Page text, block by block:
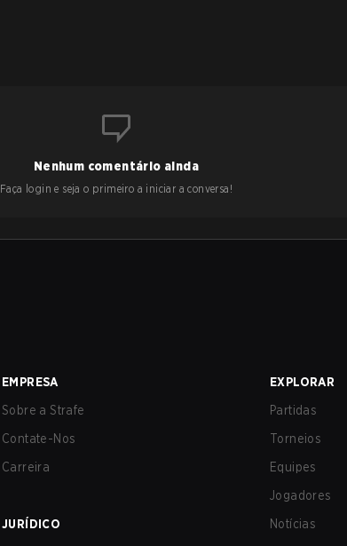
Nenhum comentário ainda
Faça login e seja o primeiro a iniciar a conversa!
EMPRESA
Sobre a Strafe
Contate-Nos
Carreira
JURÍDICO
EXPLORAR
Partidas
Torneios
Equipes
Jogadores
Notícias